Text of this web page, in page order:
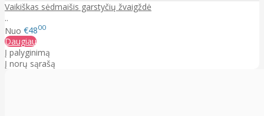
Vaikiškas sėdmaišis garstyčių žvaigždė
..
Nuo €4800
Daugiau
Į palyginimą
Į norų sąrašą